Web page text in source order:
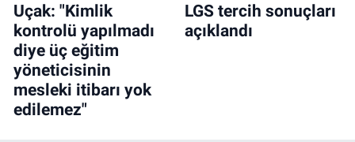
Uçak: "Kimlik
kontrolü yapılmadı
diye üç eğitim
yöneticisinin
mesleki itibarı yok
edilemez"
LGS tercih sonuçları
açıklandı